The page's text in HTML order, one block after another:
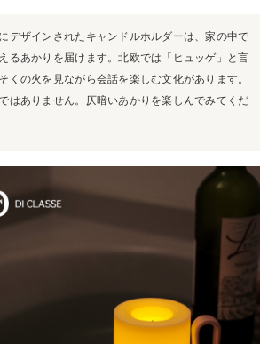
デザインされたキャンドルホルダーは、家の中で
るあかりを届けます。北欧では「ヒュッゲ」と言
くの火を見ながら会話を楽しむ文化があります。
はありません。仄暗いあかりを楽しんでみてくだ